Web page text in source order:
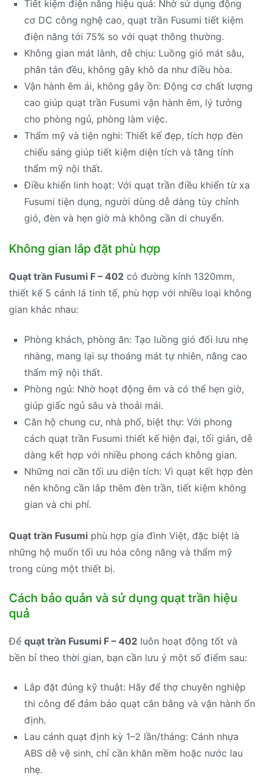
Tiết kiệm điện năng hiệu quả: Nhờ sử dụng động
cơ DC công nghệ cao, quạt trần Fusumi tiết kiệm
điện năng tới 75% so với quạt thông thường.
Không gian mát lành, dễ chịu: Luồng gió mát sâu,
phân tán đều, không gây khô da như điều hòa.
Vận hành êm ái, không gây ồn: Động cơ chất lượng
cao giúp quạt trần Fusumi vận hành êm, lý tưởng
cho phòng ngủ, phòng làm việc.
Thẩm mỹ và tiện nghi: Thiết kế đẹp, tích hợp đèn
chiếu sáng giúp tiết kiệm diện tích và tăng tính
thẩm mỹ nội thất.
Điều khiển linh hoạt: Với quạt trần điều khiển từ xa
Fusumi tiện dụng, người dùng dễ dàng tùy chỉnh
gió, đèn và hẹn giờ mà không cần di chuyển.
Không gian lắp đặt phù hợp
Quạt trần Fusumi F – 402 có đường kính 1320mm,
thiết kế 5 cánh lá tinh tế, phù hợp với nhiều loại không
gian khác nhau:
Phòng khách, phòng ăn: Tạo luồng gió đối lưu nhẹ
nhàng, mang lại sự thoáng mát tự nhiên, nâng cao
thẩm mỹ nội thất.
Phòng ngủ: Nhờ hoạt động êm và có thể hẹn giờ,
giúp giấc ngủ sâu và thoải mái.
Căn hộ chung cư, nhà phố, biệt thự: Với phong
cách quạt trần Fusumi thiết kế hiện đại, tối giản, dễ
dàng kết hợp với nhiều phong cách không gian.
Những nơi cần tối ưu diện tích: Vì quạt kết hợp đèn
nên không cần lắp thêm đèn trần, tiết kiệm không
gian và chi phí.
Quạt trần Fusumi phù hợp gia đình Việt, đặc biệt là
những hộ muốn tối ưu hóa công năng và thẩm mỹ
trong cùng một thiết bị.
Cách bảo quản và sử dụng quạt trần hiệu
quả
Để quạt trần Fusumi F – 402 luôn hoạt động tốt và
bền bỉ theo thời gian, bạn cần lưu ý một số điểm sau:
Lắp đặt đúng kỹ thuật: Hãy để thợ chuyên nghiệp
thi công để đảm bảo quạt cân bằng và vận hành ổn
định.
Lau cánh quạt định kỳ 1–2 lần/tháng: Cánh nhựa
ABS dễ vệ sinh, chỉ cần khăn mềm hoặc nước lau
nhẹ.